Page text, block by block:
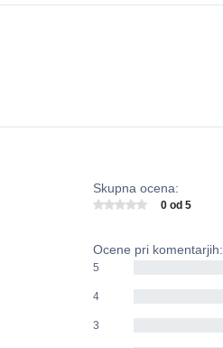
Skupna ocena:
0 od 5
Ocene pri komentarjih:
5
4
3